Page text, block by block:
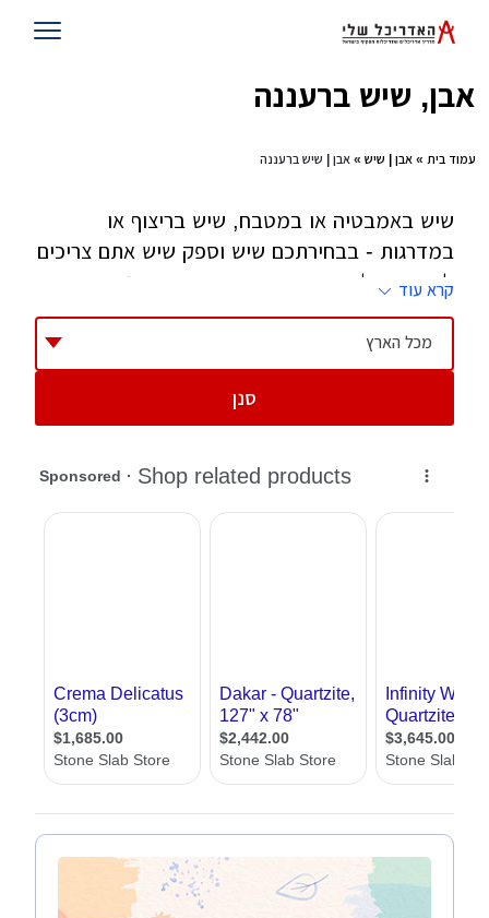
אבן, שיש ברעננה
עמוד בית » אבן | שיש » אבן | שיש ברעננה
שיש באמבטיה או במטבח, שיש בריצוף או
במדרגות - בבחירתכם שיש וספק שיש אתם צריכים
להקפיד על איכות המוצר ואיכות ההתקנה. יש שיש
קיסר ויש שיש מיובא ובתוכם יש אינסוף דגמים,
צבעים וטקסטורות. התייעצו עם מעצב הפנים שלכם
באיזה צבע וטקסטורה לבחור שתתאים למטבח או
האמבטיה וכמובן לאופן ניהול החיים בבית.
קרא עוד
מכל הארץ
סנן